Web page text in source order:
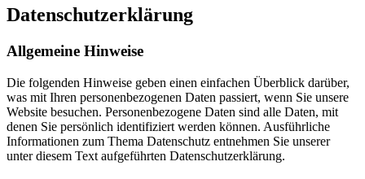
Datenschutzerklärung
Allgemeine Hinweise
Die folgenden Hinweise geben einen einfachen Überblick darüber,
was mit Ihren personenbezogenen Daten passiert, wenn Sie unsere
Website besuchen. Personenbezogene Daten sind alle Daten, mit
denen Sie persönlich identifiziert werden können. Ausführliche
Informationen zum Thema Datenschutz entnehmen Sie unserer
unter diesem Text aufgeführten Datenschutzerklärung.